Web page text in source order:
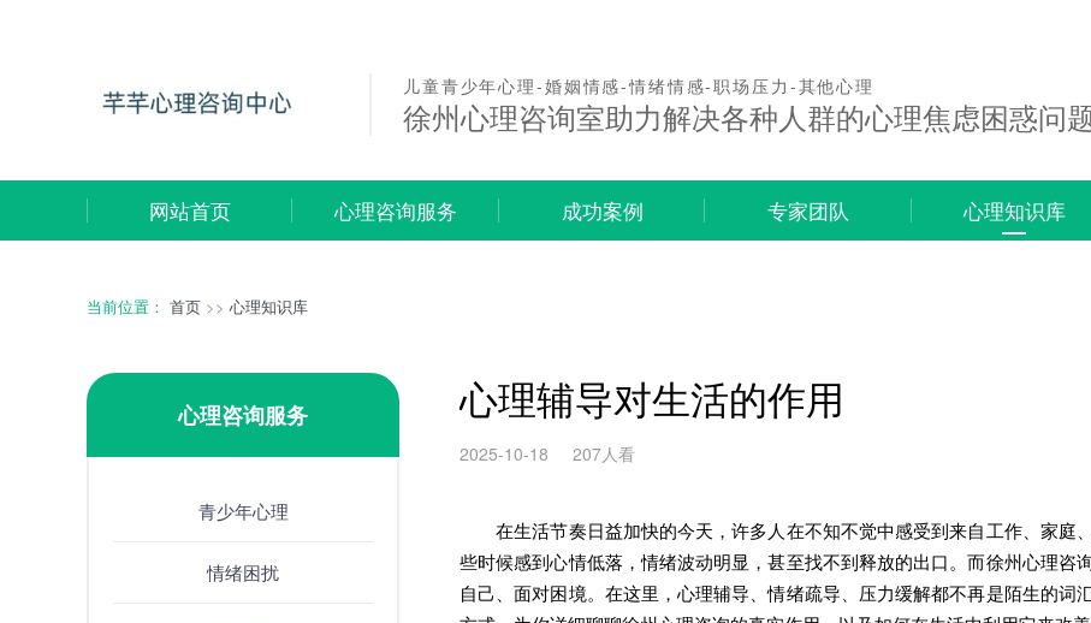
儿童青少年心理-婚姻情感-情绪情感-职场压力-其他心理
徐州心理咨询室助力解决各种人群的心理焦虑困惑问
网站首页 心理咨询服务 成功案例 专家团队 心理知识库
当前位置： 首页 >> 心理知识库
心理咨询服务
青少年心理
情绪困扰
心理辅导对生活的作用
2025-10-18 207人看
在生活节奏日益加快的今天，许多人在不知不觉中感受到来自工作、家庭
些时候感到心情低落，情绪波动明显，甚至找不到释放的出口。而徐州心理
自己、面对困境。在这里，心理辅导、情绪疏导、压力缓解都不再是陌生的